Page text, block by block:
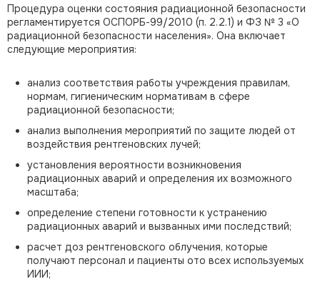
Процедура оценки состояния радиационной безопасности
регламентируется ОСПОРБ-99/2010 (п. 2.2.1) и ФЗ № 3 «О
радиационной безопасности населения». Она включает
следующие мероприятия:
анализ соответствия работы учреждения правилам,
нормам, гигиеническим нормативам в сфере
радиационной безопасности;
анализ выполнения мероприятий по защите людей от
воздействия рентгеновских лучей;
установления вероятности возникновения
радиационных аварий и определения их возможного
масштаба;
определение степени готовности к устранению
радиационных аварий и вызванных ими последствий;
расчет доз рентгеновского облучения, которые
получают персонал и пациенты ото всех используемых
ИИИ;